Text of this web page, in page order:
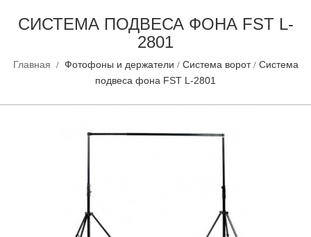
СИСТЕМА ПОДВЕСА ФОНА FST L-
2801
Главная Фотофоны и держатели Система ворот
Система
подвеса фона FST L-2801